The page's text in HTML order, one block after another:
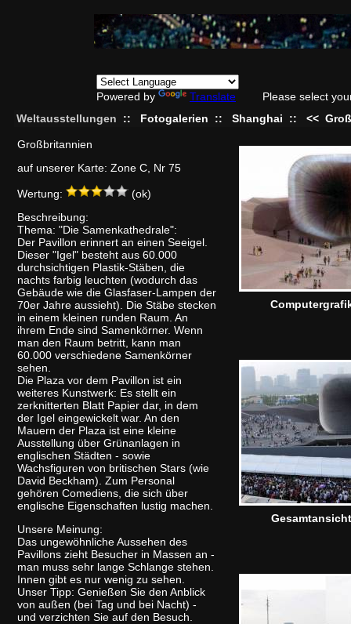
Powered by Translate
Please select
Weltausstellungen
:: Fotogalerien :: Shanghai :: <<
Großbritannien
auf unserer Karte: Zone C, Nr 75
Wertung:
(ok)
Beschreibung:
Thema: "Die Samenkathedrale":
Der Pavillon erinnert an einen Seeigel.
Dieser "Igel" besteht aus 60.000
durchsichtigen Plastik-Stäben, die
nachts farbig leuchten (wodurch das
Gebäude wie die Glasfaser-Lampen der
70er Jahre aussieht). Die Stäbe stecken
in einem kleinen runden Raum. An
ihrem Ende sind Samenkörner. Wenn
man den Raum betritt, kann man
60.000 verschiedene Samenkörner
sehen.
Die Plaza vor dem Pavillon ist ein
weiteres Kunstwerk: Es stellt ein
zerknitterten Blatt Papier dar, in dem
der Igel eingewickelt war. An den
Mauern der Plaza ist eine kleine
Ausstellung über Grünanlagen in
englischen Städten - sowie
Wachsfiguren von britischen Stars (wie
David Beckham). Zum Personal
gehören Comediens, die sich über
englische Eigenschaften lustig machen.
Unsere Meinung:
Das ungewöhnliche Aussehen des
Pavillons zieht Besucher in Massen an -
man muss sehr lange Schlange stehen.
Innen gibt es nur wenig zu sehen.
Unser Tipp: Genießen Sie den Anblick
von außen (bei Tag und bei Nacht) -
und verzichten Sie auf den Besuch.
Gesamtansicht